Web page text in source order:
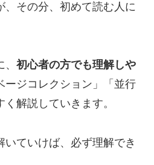
その分、初めて読む人に
初心者の方でも理解しや
ージコレクション」「並行
解説していきます。
ていけば、必ず理解でき